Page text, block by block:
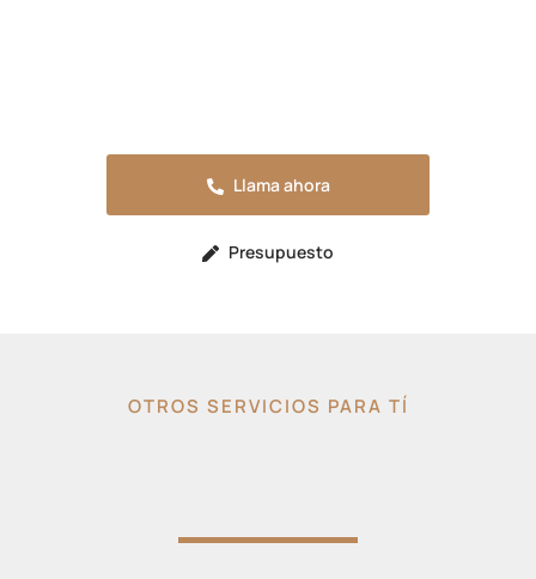
Llama ahora
Presupuesto
OTROS SERVICIOS PARA TÍ